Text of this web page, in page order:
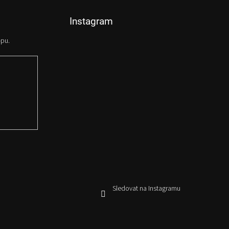
Instagram
Sledovat na Instagramu